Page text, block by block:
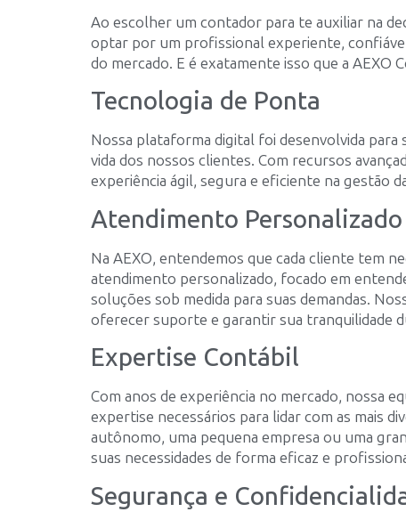
Ao escolher um contador para te auxiliar na
optar por um profissional experiente,
do mercado. E é exatamente isso que a AEXO
Tecnologia de Ponta
Nossa plataforma digital foi desenvolvida
vida dos nossos clientes. Com recursos
experiência ágil, segura e eficiente na gestão
Atendimento Personalizado
Na AEXO, entendemos que cada cliente tem
atendimento personalizado, focado em
soluções sob medida para suas demandas.
oferecer suporte e garantir sua tranquilidade
Expertise Contábil
Com anos de experiência no mercado, nossa
expertise necessários para lidar com as mais
autônomo, uma pequena empresa ou uma
suas necessidades de forma eficaz e
Segurança e